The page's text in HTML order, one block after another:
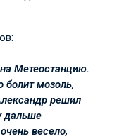
Метеостанцию.
болит мозоль,
решил
дальше
весело,